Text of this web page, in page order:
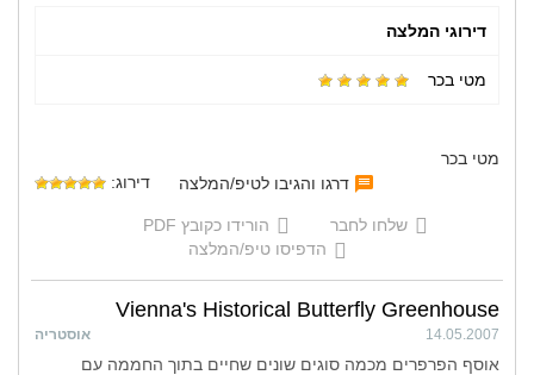
דירוגי המלצה
מטי בכר
מטי בכר
דרגו והגיבו לטיפ/המלצה
דירוג:
שלחו לחבר
הורידו כקובץ PDF
הדפיסו טיפ/המלצה
Vienna's Historical Butterfly Greenhouse
אוסטריה 14.05.2007
אוסף הפרפרים מכמה סוגים שונים שחיים בתוך החממה עם